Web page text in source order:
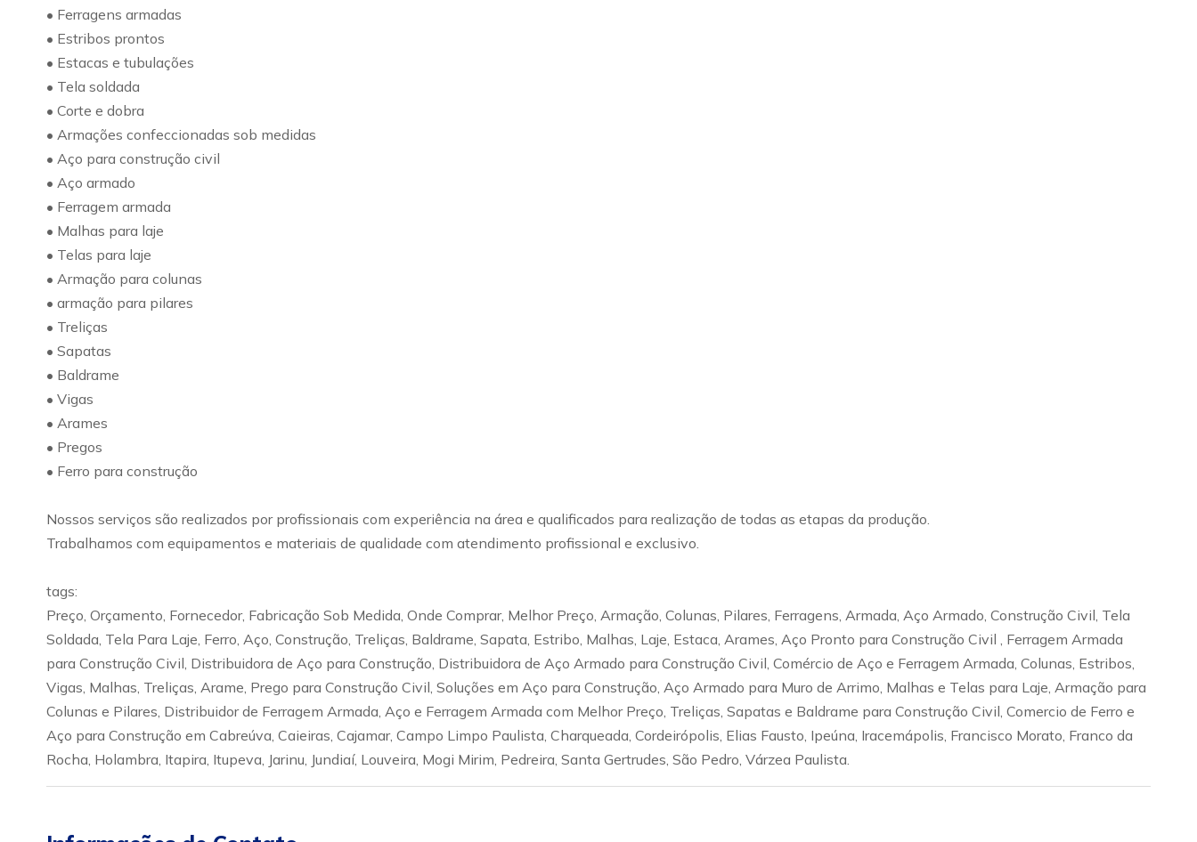
• Ferragens armadas
• Estribos prontos
• Estacas e tubulações
• Tela soldada
• Corte e dobra
• Armações confeccionadas sob medidas
• Aço para construção civil
• Aço armado
• Ferragem armada
• Malhas para laje
• Telas para laje
• Armação para colunas
• armação para pilares
• Treliças
• Sapatas
• Baldrame
• Vigas
• Arames
• Pregos
• Ferro para construção
Nossos serviços são realizados por profissionais com experiência na área e qualificados para realização de todas as etapas da produção.
Trabalhamos com equipamentos e materiais de qualidade com atendimento profissional e exclusivo.
tags:
Preço, Orçamento, Fornecedor, Fabricação Sob Medida, Onde Comprar, Melhor Preço, Armação, Colunas, Pilares, Ferragens, Armada, Aço Armado, Construção Civil, Tela
Soldada, Tela Para Laje, Ferro, Aço, Construção, Treliças, Baldrame, Sapata, Estribo, Malhas, Laje, Estaca, Arames, Aço Pronto para Construção Civil , Ferragem Armada
para Construção Civil, Distribuidora de Aço para Construção, Distribuidora de Aço Armado para Construção Civil, Comércio de Aço e Ferragem Armada, Colunas, Estribos,
Vigas, Malhas, Treliças, Arame, Prego para Construção Civil, Soluções em Aço para Construção, Aço Armado para Muro de Arrimo, Malhas e Telas para Laje, Armação para
Colunas e Pilares, Distribuidor de Ferragem Armada, Aço e Ferragem Armada com Melhor Preço, Treliças, Sapatas e Baldrame para Construção Civil, Comercio de Ferro e
Aço para Construção em Cabreúva, Caieiras, Cajamar, Campo Limpo Paulista, Charqueada, Cordeirópolis, Elias Fausto, Ipeúna, Iracemápolis, Francisco Morato, Franco da
Rocha, Holambra, Itapira, Itupeva, Jarinu, Jundiaí, Louveira, Mogi Mirim, Pedreira, Santa Gertrudes, São Pedro, Várzea Paulista.